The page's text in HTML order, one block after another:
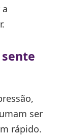
ser
rápido.